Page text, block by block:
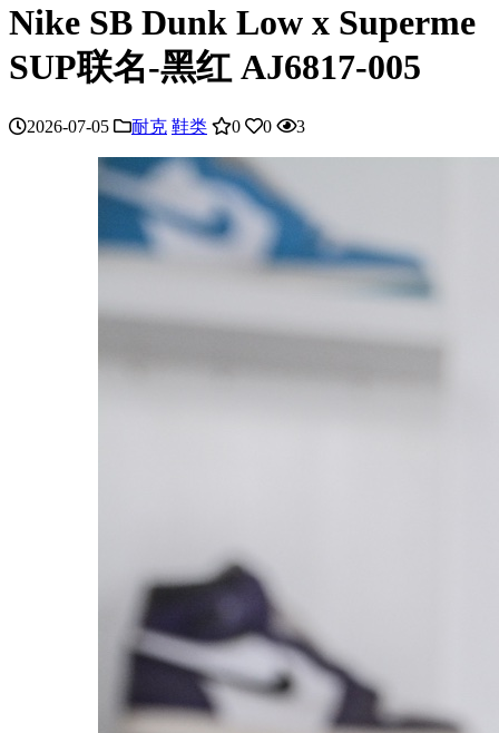
Nike SB Dunk Low x Superme
SUP联名-黑红 AJ6817-005
2026-07-05 耐克 鞋类 0 0 3